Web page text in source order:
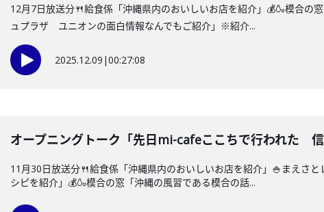
12月7日放送分🍴給食係「沖縄県内のおいしいお店を紹介」💰🍶模合
ュプラザ ユニオンの面白情報なんでもご紹介」※紹介...
2025.12.09 |00:27:08
オープニングトーク「先日mi-cafeここちで行われた
11月30日放送分🍴給食係「沖縄県内のおいしいお店を紹介」🍚まえさ
シピを紹介」💰🍶模合の窓「沖縄の風習である模合の話...